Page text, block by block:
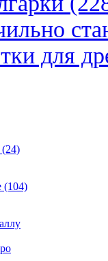
для
(24)
(104)